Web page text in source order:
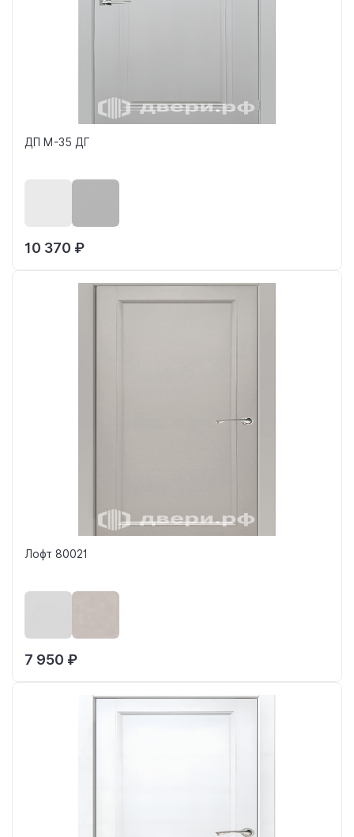
ДП М-35 ДГ
10 370 ₽
Лофт 80021
7 950 ₽